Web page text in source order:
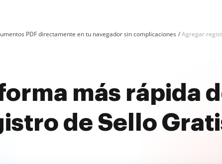
PDF directamente en tu navegador sin complicaciones Agregar
más rápida
de Sello